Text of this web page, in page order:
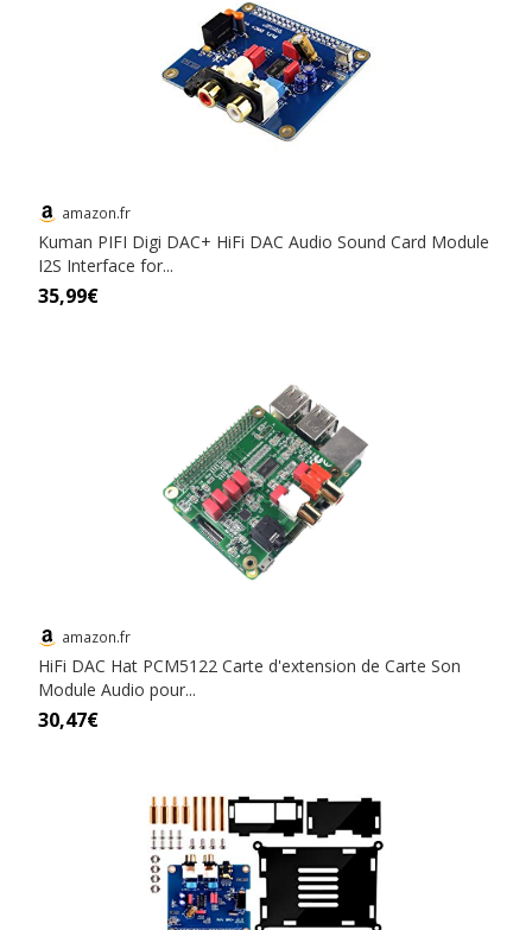
amazon.fr
Kuman PIFI Digi DAC+ HiFi DAC Audio Sound Card Module
I2S Interface for...
35,99€
amazon.fr
HiFi DAC Hat PCM5122 Carte d'extension de Carte Son
Module Audio pour...
30,47€